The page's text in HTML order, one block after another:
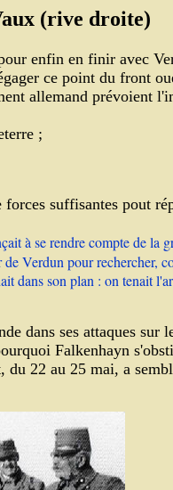
(rive droite)
enfin en finir avec
ce point du front
allemand prévoient
;
suffisantes pout
à se rendre compte de la
Verdun pour rechercher,
dans son plan : on tenait
dans ses attaques sur
Falkenhayn
22 au 25 mai, a